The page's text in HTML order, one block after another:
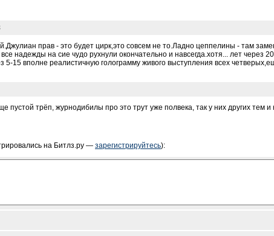
прав - это будет цирк,это совсем не то.Ладно цеппелины - там
надежды на сие чудо рухнули окончательно и навсегда.хотя... лет через
5-15 вполне реалистичную голограмму живого выступления всех
пустой трёп, журнодибилы про это трут уже полвека, так у них других тем
на Битлз.ру — зарегистрируйтесь):